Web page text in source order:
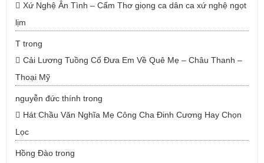
Xứ Nghệ Ân Tình – Cẩm Thơ giọng ca dân ca xứ nghệ ngọt
lịm
T trong
Cải Lương Tuồng Cổ Đưa Em Về Quê Mẹ – Châu Thanh –
Thoại Mỹ
nguyễn đức thính trong
Hát Chầu Văn Nghĩa Mẹ Công Cha Đinh Cương Hay Chọn
Lọc
Hồng Đào trong